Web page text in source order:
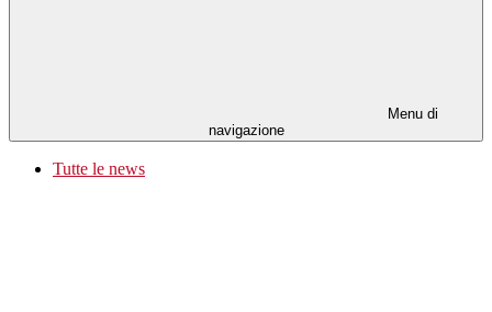
Menu di
navigazione
Tutte le news